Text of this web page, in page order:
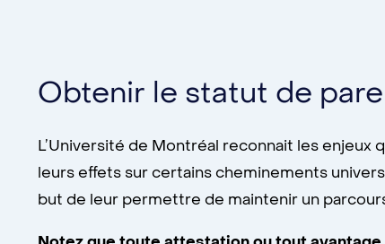
Obtenir le statut de
L’Université de Montréal reconnait les enjeux
leurs effets sur certains cheminements
but de leur permettre de maintenir un